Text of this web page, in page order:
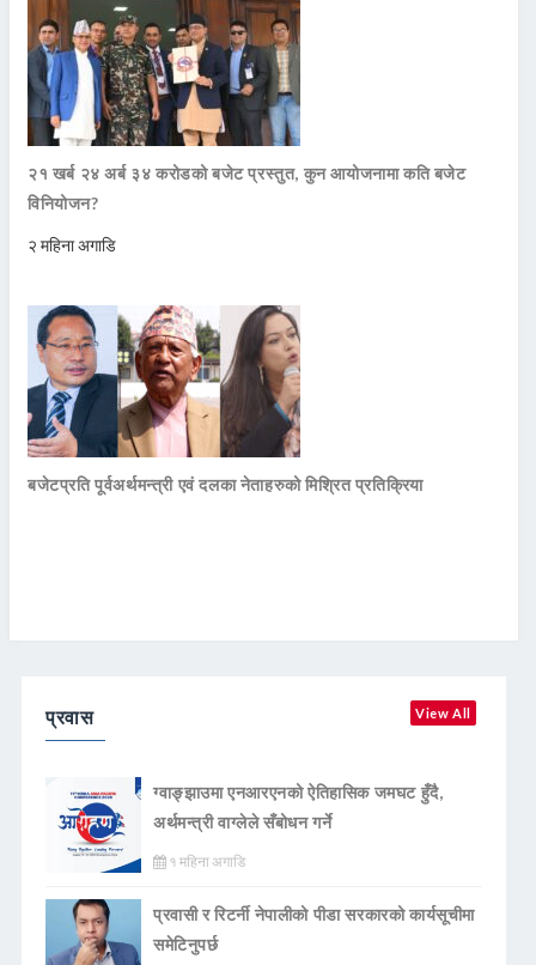
२१ खर्ब २४ अर्ब ३४ करोडको बजेट प्रस्तुत, कुन आयोजनामा कति बजेट
विनियोजन?
२ महिना अगाडि
बजेटप्रति पूर्वअर्थमन्त्री एवं दलका नेताहरुको मिश्रित प्रतिक्रिया
प्रवास View All
ग्वाङ्झाउमा एनआरएनको ऐतिहासिक जमघट हुँदै,
अर्थमन्त्री वाग्लेले सँबोधन गर्ने
१ महिना अगाडि
प्रवासी र रिटर्नी नेपालीको पीडा सरकारको कार्यसूचीमा
समेटिनुपर्छ